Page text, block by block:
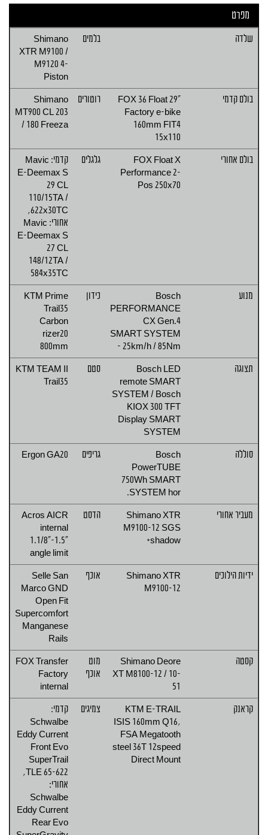
מפרט
שלדה בלמים
Shimano
XTR M9100 /
M9120 4-
Piston
בולם קדמי
FOX 36 Float 29"
Factory e-bike
160mm FIT4
15x110
רוטורים
Shimano
MT900 CL 203
/ 180 Freeza
בולם אחורי
FOX Float X
Performance 2-
Pos 250x70
גלגלים
קדמי: Mavic
E-Deemax S
29 CL
110/15TA /
622x30TC,
אחורי: Mavic
E-Deemax S
27 CL
148/12TA /
584x35TC
מנוע
Bosch
PERFORMANCE
CX Gen.4
SMART SYSTEM
- 25km/h / 85Nm
כידון
KTM Prime
Trail35
Carbon
rizer20
800mm
תצוגה
Bosch LED
remote SMART
SYSTEM / Bosch
KIOX 300 TFT
Display SMART
SYSTEM
סטם
KTM TEAM II
Trail35
סוללה
Bosch
PowerTUBE
750Wh SMART
SYSTEM hor.
גריפים Ergon GA20
מעביר אחורי
Shimano XTR
M9100-12 SGS
shadow+
הדסט
Acros AICR
internal
1.1/8"-1.5"
angle limit
ידיות הילוכים
Shimano XTR
M9100-12
אוכף
Selle San
Marco GND
Open Fit
Supercomfort
Manganese
Rails
קסטה
Shimano Deore
XT M8100-12 / 10-
51
מוט
אוכף
FOX Transfer
Factory
internal
קראנק
KTM E-TRAIL
ISIS 160mm Q16,
FSA Megatooth
steel 36T 12speed
Direct Mount
צמיגים
קדמי:
Schwalbe
Eddy Current
Front Evo
SuperTrail
TLE 65-622,
אחורי:
Schwalbe
Eddy Current
Rear Evo